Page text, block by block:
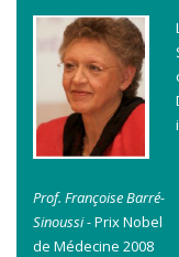
Prof. Françoise Barré-
Sinoussi -Prix Nobel
de Médecine 2008